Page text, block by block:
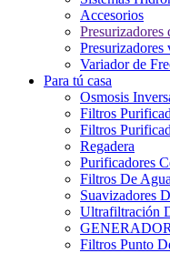
Accesorios
Presurizadores
Variador de
Para tú casa
Osmosis
Filtros
Filtros
Regadera
Purificadores
Filtros De
Suavizadores
Ultrafiltración
Filtros Punto